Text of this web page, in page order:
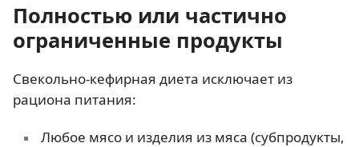
Полностью или частично
ограниченные продукты
Свекольно-кефирная диета исключает из
рациона питания:
Любое мясо и изделия из мяса (субпродукты,